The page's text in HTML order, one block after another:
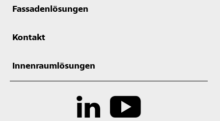
Fassadenlösungen
Kontakt
Innenraumlösungen